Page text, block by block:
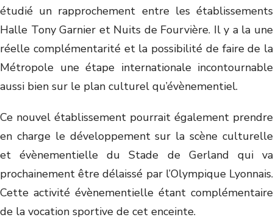
étudié un rapprochement entre les établissements
Halle Tony Garnier et Nuits de Fourvière. Il y a la une
réelle complémentarité et la possibilité de faire de la
Métropole une étape internationale incontournable
aussi bien sur le plan culturel qu’évènementiel.
Ce nouvel établissement pourrait également prendre
en charge le développement sur la scène culturelle
et évènementielle du Stade de Gerland qui va
prochainement être délaissé par l’Olympique Lyonnais.
Cette activité évènementielle étant complémentaire
de la vocation sportive de cet enceinte.